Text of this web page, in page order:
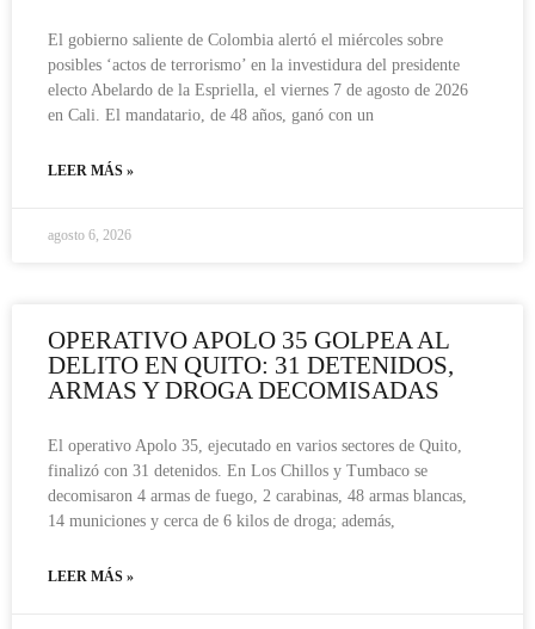
El gobierno saliente de Colombia alertó el miércoles sobre
posibles ‘actos de terrorismo’ en la investidura del presidente
electo Abelardo de la Espriella, el viernes 7 de agosto de 2026
en Cali. El mandatario, de 48 años, ganó con un
LEER MÁS »
agosto 6, 2026
OPERATIVO APOLO 35 GOLPEA AL
DELITO EN QUITO: 31 DETENIDOS,
ARMAS Y DROGA DECOMISADAS
El operativo Apolo 35, ejecutado en varios sectores de Quito,
finalizó con 31 detenidos. En Los Chillos y Tumbaco se
decomisaron 4 armas de fuego, 2 carabinas, 48 armas blancas,
14 municiones y cerca de 6 kilos de droga; además,
LEER MÁS »